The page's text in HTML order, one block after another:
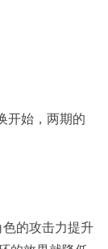
开始，两期的
的攻击力提升